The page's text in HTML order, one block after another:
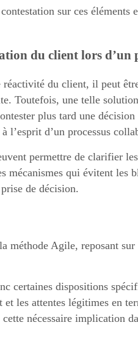
sur ces éléments
du client lors d’un
du client, il peut
Toutefois, une telle
plus tard une décision
l’esprit d’un processus
permettre de clarifier
mécanismes qui évitent les
de décision.
méthode Agile, reposant
certaines dispositions
les attentes légitimes en
nécessaire implication